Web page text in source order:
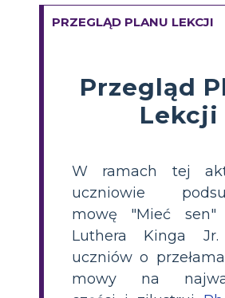
PRZEGLĄD PLANU LEKCJI
Przegląd
Lekcji
W ramach tej
uczniowie
mowę "Mieć sen"
Luthera Kinga Jr.
uczniów o
mowy na